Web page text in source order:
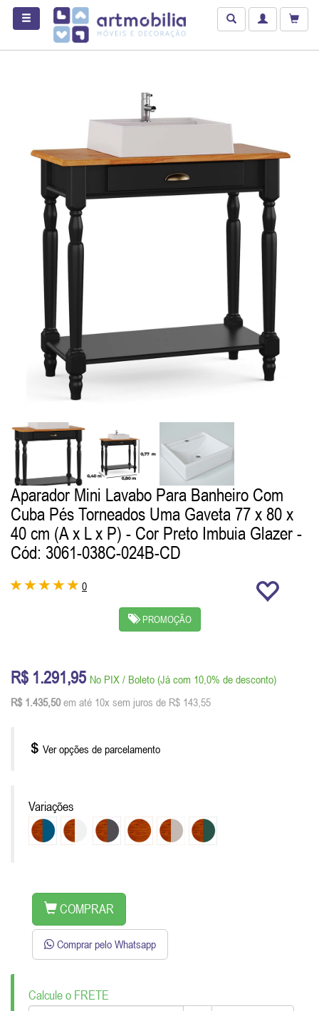
Aparador Mini Lavabo Para Banheiro Com
Cuba Pés Torneados Uma Gaveta 77 x 80 x
40 cm (A x L x P) - Cor Preto Imbuia Glazer -
Cód: 3061-038C-024B-CD
0
PROMOÇÃO
R$ 1.291,95 No PIX / Boleto (Já com 10,0% de desconto)
R$ 1.435,50 em até 10x sem juros de R$ 143,55
Ver opções de parcelamento
Variações
COMPRAR
Comprar pelo Whatsapp
Calcule o FRETE